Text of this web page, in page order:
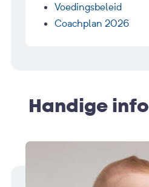
Voedingsbeleid
Coachplan 2026
Handige